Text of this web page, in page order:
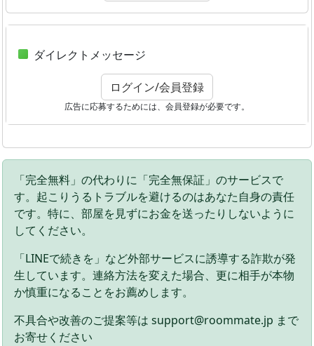
ダイレクトメッセージ
ログイン/会員登録
広告に応募するためには、会員登録が必要です。
「完全無料」の代わりに「完全無保証」のサービスで
す。起こりうるトラブルを避けるのはあなた自身の責任
です。特に、部屋を見ずにお金を送ったりしないように
してください。
「LINEで続きを」など外部サービスに誘導する詐欺が発
生しています。連絡方法を変えた場合、更に相手が本物
か慎重になることをお薦めします。
不具合や改善のご提案等は support@roommate.jp まで
お寄せください